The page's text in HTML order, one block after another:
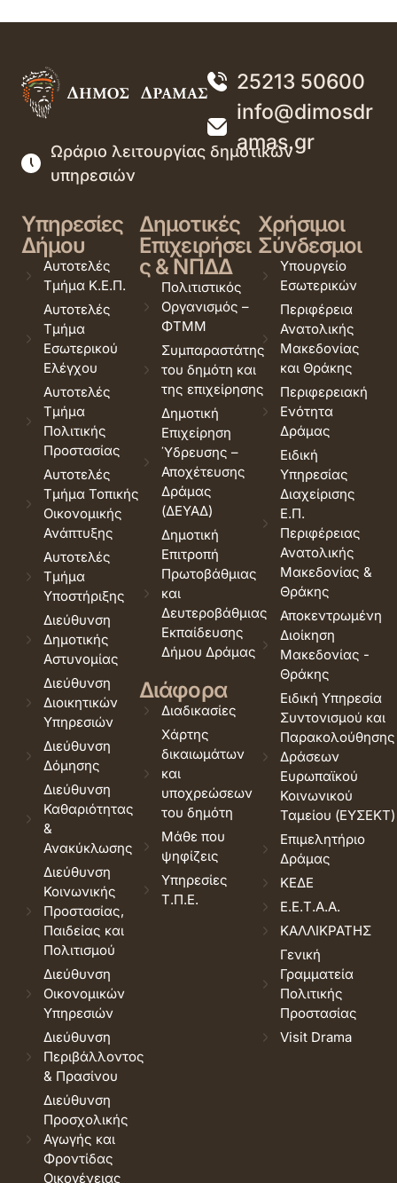
25213 50600
info@dimosdr
amas.gr
Ωράριο λειτουργίας δημοτικών
υπηρεσιών
Υπηρεσίες
Δήμου
Αυτοτελές
Τμήμα Κ.Ε.Π.
Αυτοτελές
Τμήμα
Εσωτερικού
Ελέγχου
Αυτοτελές
Τμήμα
Πολιτικής
Προστασίας
Αυτοτελές
Τμήμα Τοπικής
Οικονομικής
Ανάπτυξης
Αυτοτελές
Τμήμα
Υποστήριξης
Διεύθυνση
Δημοτικής
Αστυνομίας
Διεύθυνση
Διοικητικών
Υπηρεσιών
Διεύθυνση
Δόμησης
Διεύθυνση
Καθαριότητας
&
Ανακύκλωσης
Διεύθυνση
Κοινωνικής
Προστασίας,
Παιδείας και
Πολιτισμού
Διεύθυνση
Οικονομικών
Υπηρεσιών
Διεύθυνση
Περιβάλλοντος
& Πρασίνου
Διεύθυνση
Προσχολικής
Αγωγής και
Φροντίδας
Οικογένειας
Δημοτικές
Επιχειρήσει
ς & ΝΠΔΔ
Πολιτιστικός
Οργανισμός –
ΦΤΜΜ
Συμπαραστάτης
του δημότη και
της επιχείρησης
Δημοτική
Επιχείρηση
Ύδρευσης –
Αποχέτευσης
Δράμας
(ΔΕΥΑΔ)
Δημοτική
Επιτροπή
Πρωτοβάθμιας
και
Δευτεροβάθμιας
Εκπαίδευσης
Δήμου Δράμας
Διάφορα
Διαδικασίες
Χάρτης
δικαιωμάτων
και
υποχρεώσεων
του δημότη
Μάθε που
ψηφίζεις
Υπηρεσίες
Τ.Π.Ε.
Χρήσιμοι
Σύνδεσμοι
Υπουργείο
Εσωτερικών
Περιφέρεια
Ανατολικής
Μακεδονίας
και Θράκης
Περιφερειακή
Ενότητα
Δράμας
Ειδική
Υπηρεσίας
Διαχείρισης
Ε.Π.
Περιφέρειας
Ανατολικής
Μακεδονίας &
Θράκης
Αποκεντρωμένη
Διοίκηση
Μακεδονίας -
Θράκης
Ειδική Υπηρεσία
Συντονισμού και
Παρακολούθησης
Δράσεων
Ευρωπαϊκού
Κοινωνικού
Ταμείου (ΕΥΣΕΚΤ)
Επιμελητήριο
Δράμας
ΚΕΔΕ
Ε.Ε.Τ.Α.Α.
ΚΑΛΛΙΚΡΑΤΗΣ
Γενική
Γραμματεία
Πολιτικής
Προστασίας
Visit Drama